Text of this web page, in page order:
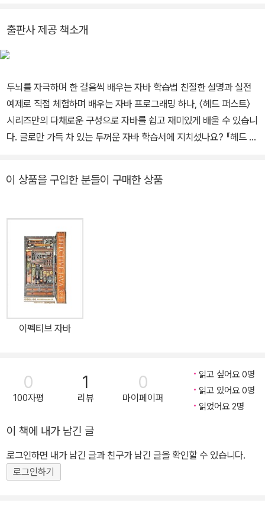
출판사 제공 책소개
두뇌를 자극하며 한 걸음씩 배우는 자바 학습법 친절한 설명과 실전
예제로 직접 체험하며 배우는 자바 프로그래밍 하나, 〈헤드 퍼스트〉
시리즈만의 다채로운 구성으로 자바를 쉽고 재미있게 배울 수 있습니
다. 글로만 가득 차 있는 두꺼운 자바 학습서에 지치셨나요? 『헤드 퍼
극하는 학습법을 제안합니다. 각종 비유와 등장인물의 이야기를 따라
새겨집니다. 둘, 개념을 이해하는 것을 넘어서 현업에서 활용할 수 있
는 실전 능력을 기를 수 있습니다. 자바의 기초부터 심화 개념까지 모
든 것을 상세하게 설명하고, 다양한 실전 예제를 바탕으로 실제 활용
까지 나아갈 수 있는 실용적인 학습을 지향합니다. 단순히 개념을 설
명하는 데 그치지 않고 자바를 사용하는 개발자들이 흔히 저지르는
실수, 자주 묻는 질문과 답변, 전문가의 친절한 조언 등을 바탕으로 실
무 활용 능력을 극대화할 수 있습니다. 셋, 자바 버전 업데이트에 따른
개정 내용을 대응합니다. 개정판 이후로 자바 버전 업데이트에 따른
습니다. 또한, 원서의 내용을 정확하게 반영하되 새로운 삽화를 더해
한국어판만의 맛을 살렸습니다. 『헤드 퍼스트 자바(3판)』 한 권이면
초보자부터 개발자까지 쉽고 편안하게 최신 버전의 자바를 배울 수
용하는 자바 프로그래밍 학습서 다음 세 가지 질문에 “예”라고 대답
할 수 있다면, 이 책은 당신을 위한 것입니다! ✔ 실제 프로그래밍 경
험이 있거나 관심이 있습니까? ✔ 자바를 재미있는 이야기와 다양한
이 상품을 구입한 분들이 구매한 상품
이펙티브 자바
0
100자평
1
리뷰
0
마이페이퍼
읽고 싶어요 0명
읽고 있어요 0명
읽었어요 2명
이 책에 내가 남긴 글
로그인하면 내가 남긴 글과 친구가 남긴 글을 확인할 수 있습니다.
로그인하기